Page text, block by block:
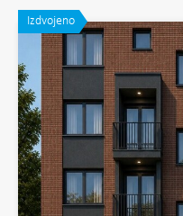
Izdvojeno